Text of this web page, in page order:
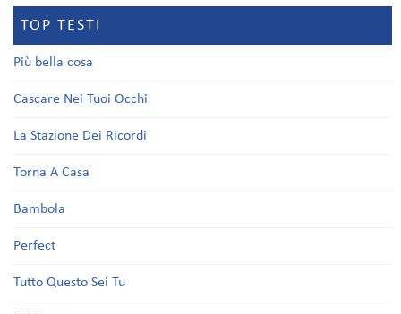
TOP TESTI
Più bella cosa
Cascare Nei Tuoi Occhi
La Stazione Dei Ricordi
Torna A Casa
Bambola
Perfect
Tutto Questo Sei Tu